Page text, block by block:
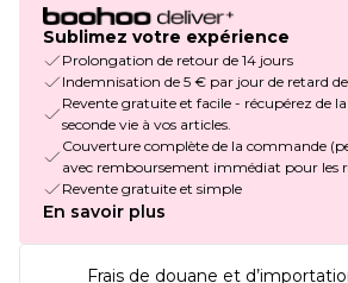
Sublimez votre expérience
Prolongation de retour de 14 jours
Indemnisation de 5 € par jour de retard
Revente gratuite et facile - récupérez de
seconde vie à vos articles.
Couverture complète de la commande
avec remboursement immédiat pour les
Revente gratuite et simple
En savoir plus
Frais de douane et